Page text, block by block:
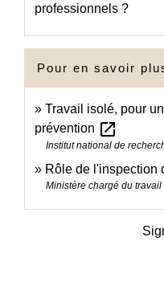
professionnels ?
Pour en savoir
Travail isolé, pour
prévention open_in_new
Institut national de
Rôle de l'inspection
Ministère chargé du travail